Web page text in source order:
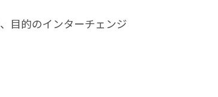
目的のインターチェンジ